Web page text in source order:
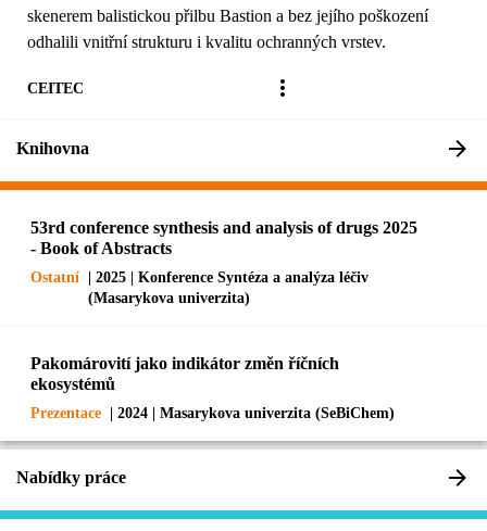
skenerem balistickou přilbu Bastion a bez jejího poškození
odhalili vnitřní strukturu i kvalitu ochranných vrstev.
CEITEC
Knihovna
53rd conference synthesis and analysis of drugs 2025
- Book of Abstracts
Ostatní | 2025 | Konference Syntéza a analýza léčiv
(Masarykova univerzita)
Pakomárovití jako indikátor změn říčních
ekosystémů
Prezentace | 2024 | Masarykova univerzita (SeBiChem)
Nabídky práce